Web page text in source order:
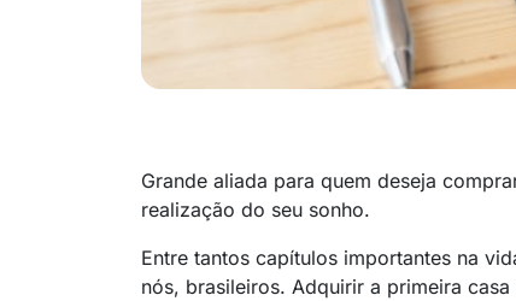
Grande aliada para quem deseja
realização do seu sonho.
Entre tantos capítulos importantes na
nós, brasileiros. Adquirir a primeira